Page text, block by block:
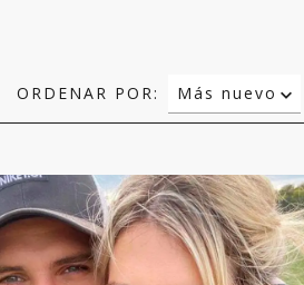
ORDENAR POR:
Más nuevo
Relevancia